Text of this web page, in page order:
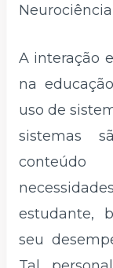
A interação
na
uso de
sistemas
estudante,
seu